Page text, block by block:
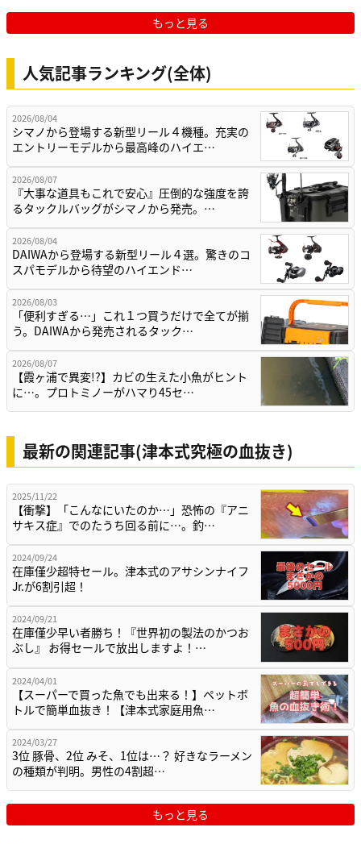
もっと見る
人気記事ランキング(全体)
2026/08/04
シマノから登場する新型リール４機種。充実の
エントリーモデルから最高峰のハイエ…
2026/08/07
『大事な道具もこれで安心』圧倒的な強度を誇
るタックルバッグがシマノから発売。…
2026/08/04
DAIWAから登場する新型リール４選。驚きのコ
スパモデルから待望のハイエンド…
2026/08/03
「便利すぎる…」これ１つ買うだけで全てが揃
う。DAIWAから発売されるタック…
2026/08/07
【霞ヶ浦で異変!?】カビの生えた小魚がヒント
に…。プロトミノーがハマり45セ…
最新の関連記事(津本式究極の血抜き)
2025/11/22
【衝撃】「こんなにいたのか…」恐怖の『アニ
サキス症』でのたうち回る前に…。釣…
2024/09/24
在庫僅少超特セール。津本式のアサシンナイフ
Jr.が6割引超！
2024/09/21
在庫僅少早い者勝ち！『世界初の製法のかつお
ぶし』 お得セールで放出しますよ！…
2024/04/01
【スーパーで買った魚でも出来る！】ペットボ
トルで簡単血抜き！【津本式家庭用魚…
2024/03/27
3位 豚骨、2位 みそ、1位は…？ 好きなラーメン
の種類が判明。男性の4割超…
もっと見る